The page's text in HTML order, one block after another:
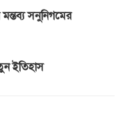
সনুনিগমের
ইতিহাস